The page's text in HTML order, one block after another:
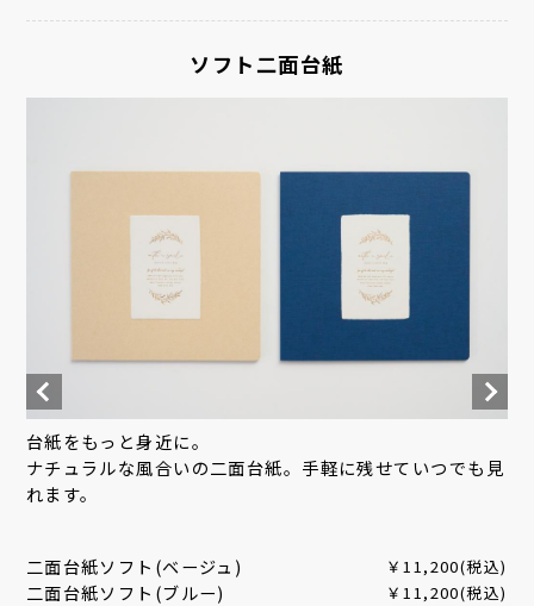
ソフト二面台紙
台紙をもっと身近に。
ナチュラルな風合いの二面台紙。手軽に残せていつでも見
れます。
二面台紙ソフト(ベージュ) ￥11,200(税込)
二面台紙ソフト(ブルー) ￥11,200(税込)